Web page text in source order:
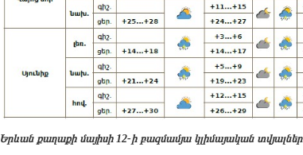
Երևան քաղաքի մայիսի 12-ի բազմամյա կլիմայական տվյալներ